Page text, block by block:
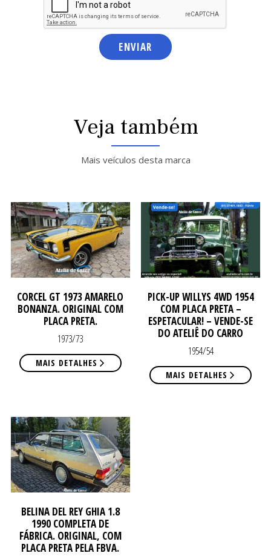
ENVIAR
Veja também
Mais veículos desta marca
CORCEL GT 1973 AMARELO
BONANZA. ORIGINAL COM
PLACA PRETA.
1973/73
MAIS DETALHES
PICK-UP WILLYS 4WD 1954
COM PLACA PRETA –
ESPETACULAR! – VENDE-SE
DO ATELIÊ DO CARRO
1954/54
MAIS DETALHES
BELINA DEL REY GHIA 1.8
1990 COMPLETA DE
FÁBRICA. ORIGINAL, COM
PLACA PRETA PELA FBVA.